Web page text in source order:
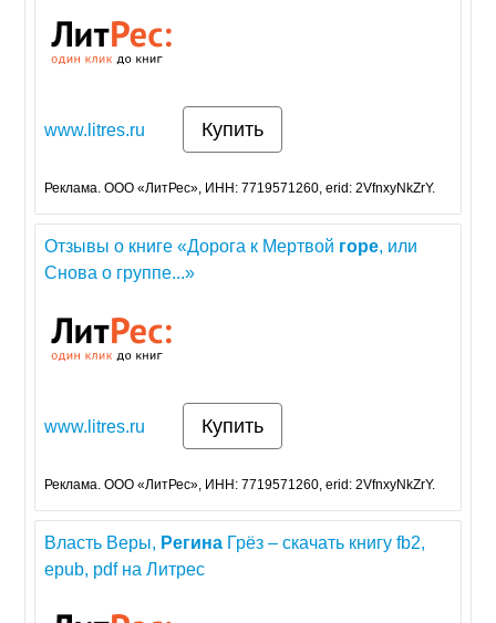
www.litres.ru Купить
Реклама. ООО «ЛитРес», ИНН: 7719571260, erid: 2VfnxyNkZrY.
Отзывы о книге «Дорога к Мертвой горе, или
Снова о группе...»
www.litres.ru Купить
Реклама. ООО «ЛитРес», ИНН: 7719571260, erid: 2VfnxyNkZrY.
Власть Веры, Регина Грёз – скачать книгу fb2,
epub, pdf на Литрес